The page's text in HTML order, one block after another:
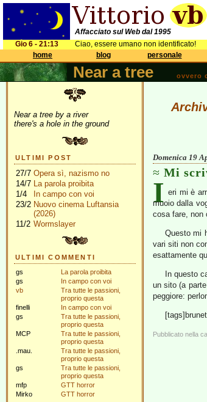
Affacciato sul Web dal 1995
Gio 6 - 21:13
Ciao, essere umano non identificato!
home
blog personale
Near a tree ovvero
Near a tree by a river
there's a hole in the ground
ULTIMI POST
27/7 Opera sì, nazismo no
14/7 La parola proibita
1/4
In campo con voi
23/2 Nuovo cinema Luftansia
(2026)
11/2 Wormslayer
ULTIMI COMMENTI
gs
La parola proibita
gs
In campo con voi
vb
Tra tutte le passioni,
proprio questa
finelli
In campo con voi
gs
Tra tutte le passioni,
proprio questa
MCP
Tra tutte le passioni,
proprio questa
.mau.
Tra tutte le passioni,
proprio questa
gs
Tra tutte le passioni,
proprio questa
mfp
GTT horror
Mirko
GTT horror
Domenica 19
Mi
I eri mi è
muoio dalla
cosa fare, non
Questo mi
vari siti non
esattamente
In questo
un sito (a
peggiore:
Pubblicato nella